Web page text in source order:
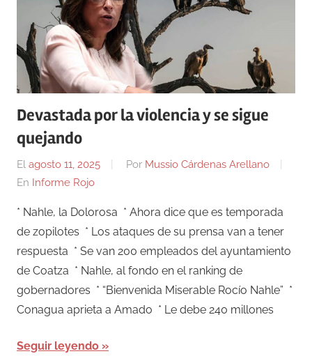
Devastada por la violencia y se sigue
quejando
El agosto 11, 2025 Por Mussio Cárdenas Arellano
En Informe Rojo
* Nahle, la Dolorosa * Ahora dice que es temporada
de zopilotes * Los ataques de su prensa van a tener
respuesta * Se van 200 empleados del ayuntamiento
de Coatza * Nahle, al fondo en el ranking de
gobernadores * “Bienvenida Miserable Rocío Nahle” *
Conagua aprieta a Amado * Le debe 240 millones
Seguir leyendo